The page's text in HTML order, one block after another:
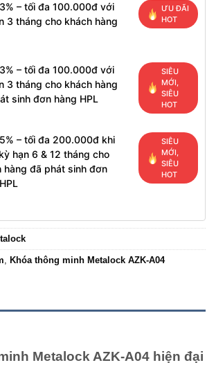
– tối đa 100.000đ với
3 tháng cho khách hàng
ƯU ĐÃI
HOT
– tối đa 100.000đ với
3 tháng cho khách hàng
sinh đơn hàng HPL
SIÊU
MỚI,
SIÊU
HOT
– tối đa 200.000đ khi
hạn 6 & 12 tháng cho
hàng đã phát sinh đơn
SIÊU
MỚI,
SIÊU
HOT
, Khóa thông minh Metalock AZK-A04
Metalock AZK-A04 hiện đại